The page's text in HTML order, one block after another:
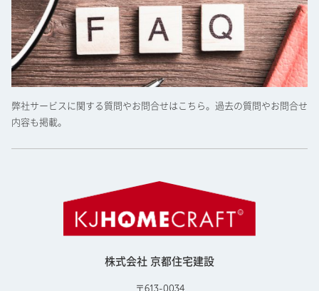
弊社サービスに関する質問やお問合せはこちら。過去の質問やお問合せ
内容も掲載。
株式会社 京都住宅建設
〒613-0034